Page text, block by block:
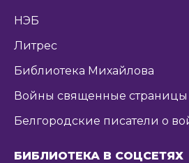
НЭБ
Литрес
Библиотека Михайлова
Войны священные страницы
Белгородские писатели о
БИБЛИОТЕКА В СОЦСЕТЯХ